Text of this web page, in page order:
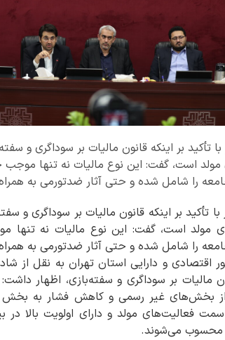
تأکید بر اینکه قانون مالیات بر سوداگری و
است، گفت: این نوع مالیات نه تنها موجب
را شامل شده و حتی آثار ضدتورمی به
تأکید بر اینکه قانون مالیات بر سوداگری و
مولد است، گفت: این نوع مالیات نه تنها
را شامل شده و حتی آثار ضدتورمی به
اقتصادی و دارایی استان تهران به نقل از
بر سوداگری و سفته‌بازی، اظهار
از بخش‌های غیر رسمی و کاهش فشار به بخش
فعالیت‌های مولد و دارای اولویت بالا
محسوب می‌شوند.